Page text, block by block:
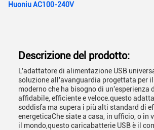
Huoniu AC100-240V
Descrizione del prodotto:
L'adattatore di alimentazione USB
soluzione all'avanguardia progettata per
moderno che ha bisogno di un'esperienza
affidabile, efficiente e veloce.questo
soddisfa ma supera i più alti standard di
energeticaChe siate a casa, in ufficio, o in
il mondo,questo caricabatterie USB è il